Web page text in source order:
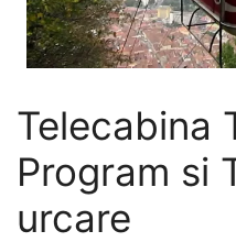
Telecabina
Program si
urcare